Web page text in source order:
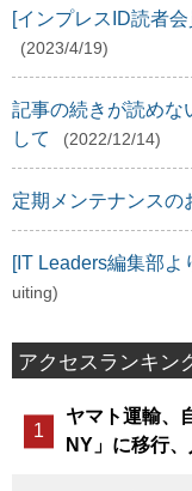
[インプレスID読者
(2023/4/19)
記事の続きが読めな
して
(2022/12/14)
定期メンテナンスの
[IT Leaders編集部
uiting)
アクセスランキン
ヤマト運輸、
NY」に移行